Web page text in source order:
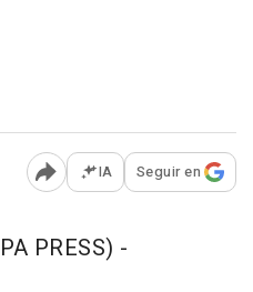
Abrir opciones para
IA Seguir en
PRESS) -